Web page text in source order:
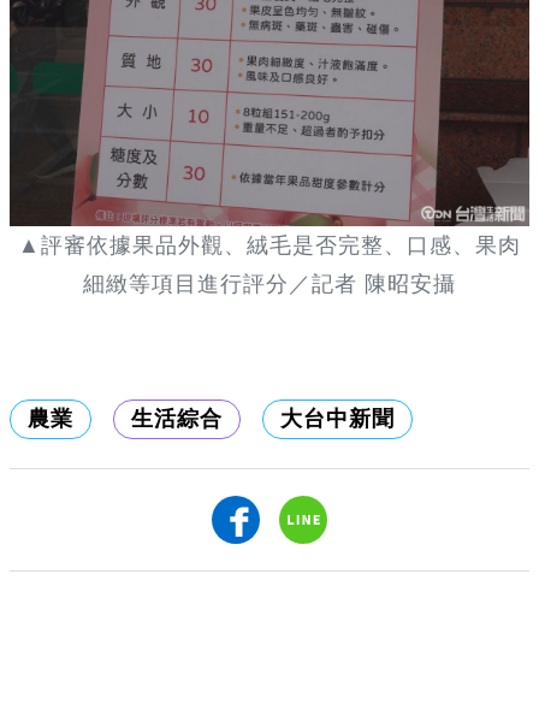
▲評審依據果品外觀、絨毛是否完整、口感、果肉
細緻等項目進行評分／記者 陳昭安攝
農業 生活綜合 大台中新聞